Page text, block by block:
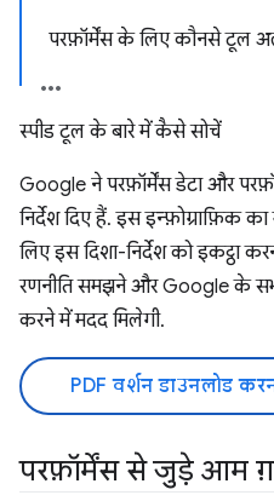
परफ़ॉर्मेंस के लिए कौनसे टूल
स्पीड टूल के बारे में कैसे सोचें
Google ने परफ़ॉर्मेंस डेटा और
निर्देश दिए हैं. इस इन्फ़ोग्राफ़िक
लिए इस दिशा-निर्देश को इकट्ठा
रणनीति समझने और Google के
करने में मदद मिलेगी.
PDF वर्शन डाउनलोड
परफ़ॉर्मेंस से जुड़े आम